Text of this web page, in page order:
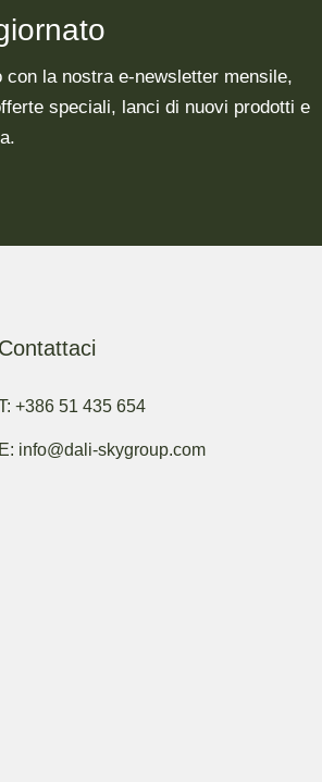
con la nostra e-newsletter mensile,
speciali, lanci di nuovi prodotti e
Contattaci
+386 51 435 654
E: info@dali-skygroup.com